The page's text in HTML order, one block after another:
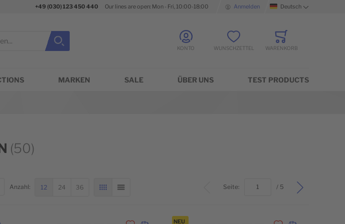
+49 (030) 123 450 440 Our lines are open: Mon - Fri, 10:00-18:00 AnmeldenSprache Deutsch
Suche schließen
Suche KONTO WUNSCHZETTEL
WARENKORB
MARKEN SALE ÜBER UNS TEST PRODUCTS
(50)
Anzahl: 12 24 36 RASTERLISTE Seite:Top / 5
NEU